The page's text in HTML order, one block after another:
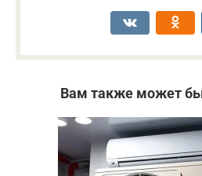
Вам также может